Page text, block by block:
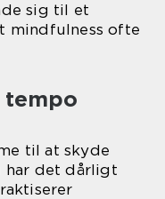
sig til et
ofte
tempo
til at skyde
har det dårligt